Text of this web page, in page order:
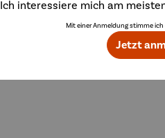
gespartRabattDerzeit vergriffen
Ich interessiere mich am
Mit einer Anmeldung stimme ich
Jetzt